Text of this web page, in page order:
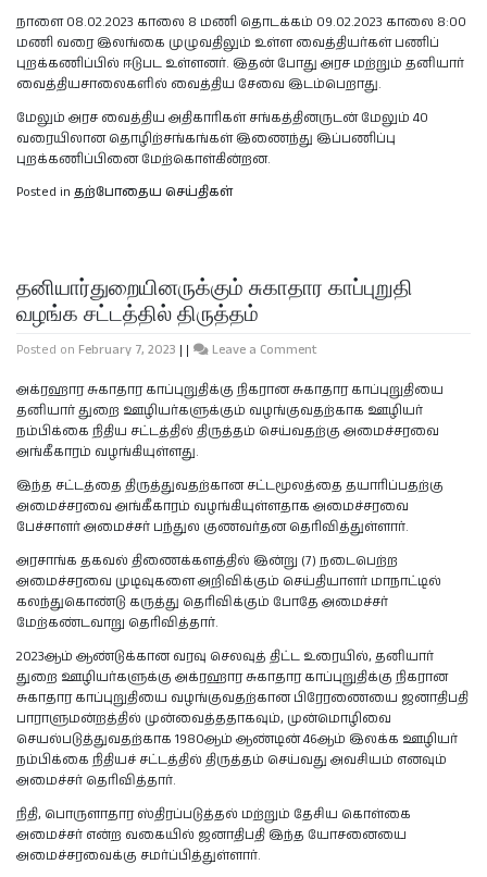
நாளை 08.02.2023 காலை 8 மணி தொடக்கம் 09.02.2023 காலை 8:00
மணி வரை இலங்கை முழுவதிலும் உள்ள வைத்தியர்கள் பணிப்
புறக்கணிப்பில் ஈடுபட உள்ளனர். இதன் போது அரச மற்றும் தனியார்
வைத்தியசாலைகளில் வைத்திய சேவை இடம்பெறாது.
மேலும் அரச வைத்திய அதிகாரிகள் சங்கத்தினருடன் மேலும் 40
வரையிலான தொழிற்சங்கங்கள் இணைந்து இப்பணிப்பு
புறக்கணிப்பினை மேற்கொள்கின்றன.
Posted in தற்போதைய செய்திகள்
தனியார்துறையினருக்கும் சுகாதார காப்புறுதி
வழங்க சட்டத்தில் திருத்தம்
Posted on February 7, 2023 | | Leave a Comment
அக்ரஹார சுகாதார காப்புறுதிக்கு நிகரான சுகாதார காப்புறுதியை
தனியார் துறை ஊழியர்களுக்கும் வழங்குவதற்காக ஊழியர்
நம்பிக்கை நிதிய சட்டத்தில் திருத்தம் செய்வதற்கு அமைச்சரவை
அங்கீகாரம் வழங்கியுள்ளது.
இந்த சட்டத்தை திருத்துவதற்கான சட்டமூலத்தை தயாரிப்பதற்கு
அமைச்சரவை அங்கீகாரம் வழங்கியுள்ளதாக அமைச்சரவை
பேச்சாளர் அமைச்சர் பந்துல குணவர்தன தெரிவித்துள்ளார்.
அரசாங்க தகவல் திணைக்களத்தில் இன்று (7) நடைபெற்ற
அமைச்சரவை முடிவுகளை அறிவிக்கும் செய்தியாளர் மாநாட்டில்
கலந்துகொண்டு கருத்து தெரிவிக்கும் போதே அமைச்சர்
மேற்கண்டவாறு தெரிவித்தார்.
2023ஆம் ஆண்டுக்கான வரவு செலவுத் திட்ட உரையில், தனியார்
துறை ஊழியர்களுக்கு அக்ரஹார சுகாதார காப்புறுதிக்கு நிகரான
சுகாதார காப்புறுதியை வழங்குவதற்கான பிரேரணையை ஜனாதிபதி
பாராளுமன்றத்தில் முன்வைத்ததாகவும், முன்மொழிவை
செயல்படுத்துவதற்காக 1980ஆம் ஆண்டின் 46ஆம் இலக்க ஊழியர்
நம்பிக்கை நிதியச் சட்டத்தில் திருத்தம் செய்வது அவசியம் எனவும்
அமைச்சர் தெரிவித்தார்.
நிதி, பொருளாதார ஸ்திரப்படுத்தல் மற்றும் தேசிய கொள்கை
அமைச்சர் என்ற வகையில் ஜனாதிபதி இந்த யோசனையை
அமைச்சரவைக்கு சமர்ப்பித்துள்ளார்.